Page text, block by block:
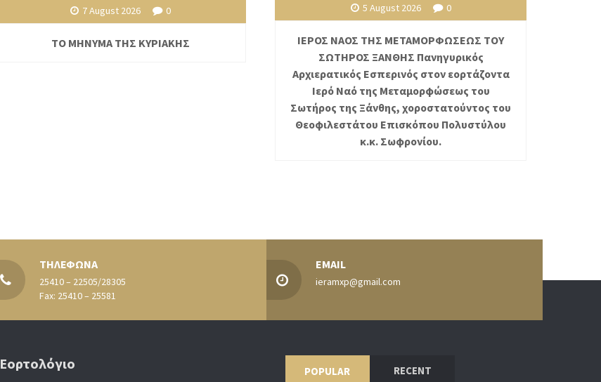
7 August 2026 0
ΤΟ ΜΗΝΥΜΑ ΤΗΣ ΚΥΡΙΑΚΗΣ
5 August 2026 0
ΙΕΡΟΣ ΝΑΟΣ ΤΗΣ ΜΕΤΑΜΟΡΦΩΣΕΩΣ ΤΟΥ
ΣΩΤΗΡΟΣ ΞΑΝΘΗΣ Πανηγυρικός
Αρχιερατικός Εσπερινός στον εορτάζοντα
Ιερό Ναό της Μεταμορφώσεως του
Σωτήρος της Ξάνθης, χοροστατούντος του
Θεοφιλεστάτου Επισκόπου Πολυστύλου
κ.κ. Σωφρονίου.
ΤΗΛΕΦΩΝΑ
25410 – 22505/28305
Fax: 25410 – 25581
EMAIL
ieramxp@gmail.com
Εορτολόγιο POPULAR RECENT